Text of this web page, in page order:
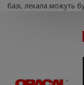
базі, лекала можуть